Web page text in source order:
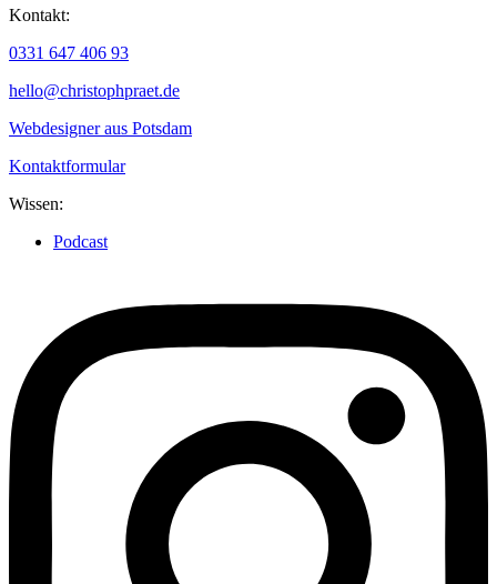
Kontakt:
0331 647 406 93
hello@christophpraet.de
Webdesigner aus Potsdam
Kontaktformular
Wissen:
Podcast